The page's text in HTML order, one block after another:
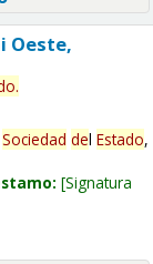
Oeste,
.
Sociedad del Estado,
Signatura